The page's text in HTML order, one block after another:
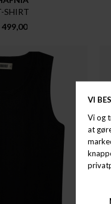
SHIRT